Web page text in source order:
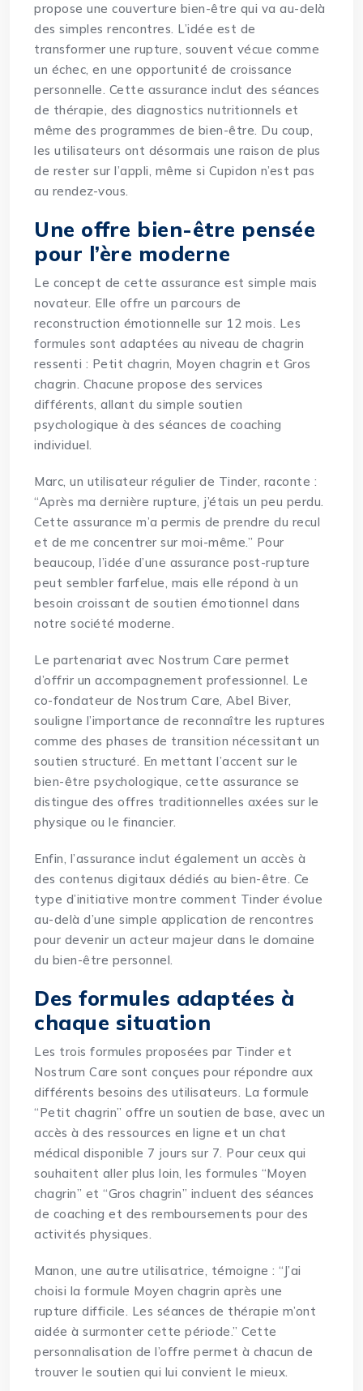
propose une couverture bien-être qui va au-delà
des simples rencontres. L’idée est de
transformer une rupture, souvent vécue comme
un échec, en une opportunité de croissance
personnelle. Cette assurance inclut des séances
de thérapie, des diagnostics nutritionnels et
même des programmes de bien-être. Du coup,
les utilisateurs ont désormais une raison de plus
de rester sur l’appli, même si Cupidon n’est pas
au rendez-vous.
Une offre bien-être pensée
pour l’ère moderne
Le concept de cette assurance est simple mais
novateur. Elle offre un parcours de
reconstruction émotionnelle sur 12 mois. Les
formules sont adaptées au niveau de chagrin
ressenti : Petit chagrin, Moyen chagrin et Gros
chagrin. Chacune propose des services
différents, allant du simple soutien
psychologique à des séances de coaching
individuel.
Marc, un utilisateur régulier de Tinder, raconte :
“Après ma dernière rupture, j’étais un peu perdu.
Cette assurance m’a permis de prendre du recul
et de me concentrer sur moi-même.” Pour
beaucoup, l’idée d’une assurance post-rupture
peut sembler farfelue, mais elle répond à un
besoin croissant de soutien émotionnel dans
notre société moderne.
Le partenariat avec Nostrum Care permet
d’offrir un accompagnement professionnel. Le
co-fondateur de Nostrum Care, Abel Biver,
souligne l’importance de reconnaître les ruptures
comme des phases de transition nécessitant un
soutien structuré. En mettant l’accent sur le
bien-être psychologique, cette assurance se
distingue des offres traditionnelles axées sur le
physique ou le financier.
Enfin, l’assurance inclut également un accès à
des contenus digitaux dédiés au bien-être. Ce
type d’initiative montre comment Tinder évolue
au-delà d’une simple application de rencontres
pour devenir un acteur majeur dans le domaine
du bien-être personnel.
Des formules adaptées à
chaque situation
Les trois formules proposées par Tinder et
Nostrum Care sont conçues pour répondre aux
différents besoins des utilisateurs. La formule
“Petit chagrin” offre un soutien de base, avec un
accès à des ressources en ligne et un chat
médical disponible 7 jours sur 7. Pour ceux qui
souhaitent aller plus loin, les formules “Moyen
chagrin” et “Gros chagrin” incluent des séances
de coaching et des remboursements pour des
activités physiques.
Manon, une autre utilisatrice, témoigne : “J’ai
choisi la formule Moyen chagrin après une
rupture difficile. Les séances de thérapie m’ont
aidée à surmonter cette période.” Cette
personnalisation de l’offre permet à chacun de
trouver le soutien qui lui convient le mieux.